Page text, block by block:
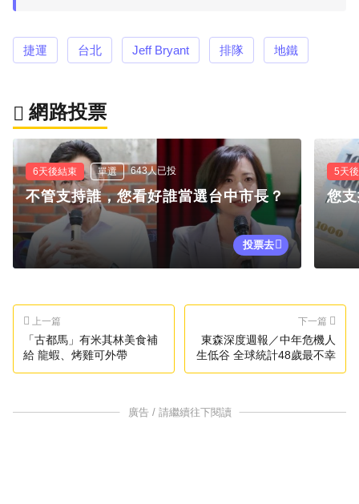
捷運 台北 Jeff Bryant 排隊 地鐵
網路投票
6天後結束 單選 643人已投
不管支持誰，您看好誰當選台中市長？
投票去
5天
您
上一篇
「古都馬」有米其林美食補
給 龍蝦、烤雞可外帶
下一篇
東森深度週報／中年危機人
生低谷 全球統計48歲最不幸
廣告 / 請繼續往下閱讀